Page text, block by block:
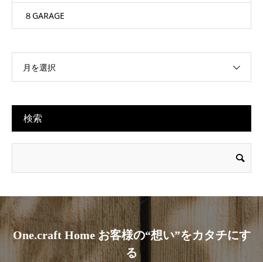
８GARAGE
月を選択
検索
One.craft Home お客様の“想い”をカタチにす
る